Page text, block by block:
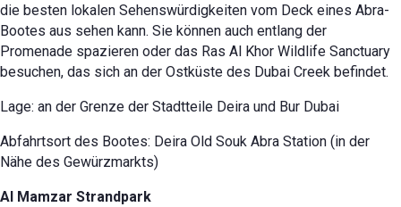
die besten lokalen Sehenswürdigkeiten vom Deck eines Abra-
Bootes aus sehen kann. Sie können auch entlang der
Promenade spazieren oder das Ras Al Khor Wildlife Sanctuary
besuchen, das sich an der Ostküste des Dubai Creek befindet.
Lage: an der Grenze der Stadtteile Deira und Bur Dubai
Abfahrtsort des Bootes: Deira Old Souk Abra Station (in der
Nähe des Gewürzmarkts)
Al Mamzar Strandpark